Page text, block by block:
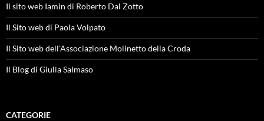
Il sito web Iamin di Roberto Dal Zotto
Il Sito web di Paola Volpato
Il Sito web dell'Associazione Molinetto della Croda
Il Blog di Giulia Salmaso
CATEGORIE